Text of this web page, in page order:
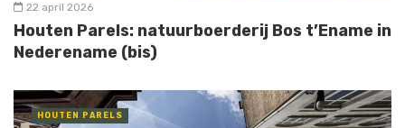
22 april 2026
Houten Parels: natuurboerderij Bos t’Ename in
Nederename (bis)
HOUTEN PARELS